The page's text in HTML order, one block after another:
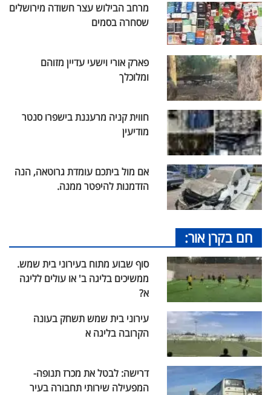
מרחב הבילוש עצר חשודה מירושלים
שסחרה בסמים
פארק אורי וישעי עדיין מזוהם
ומלוכלך
חווית קניה מרעננת בישפרו סנטר
מודיעין
אם מול ביתכם עומדת גרוטאה, הנה
הזדמנות להיפטר ממנה.
חם בקרן אור:
סוף שבוע מתוח בעירוני בית שמש.
ממשיכים בליגה ב' או עולים לליגה
א?
עירוני בית שמש תשחק בעונה
הקרובה בליגה א
דרישה: לבטל את מכרז תנופה-
המפעילה שירותי תחבורה בעיר